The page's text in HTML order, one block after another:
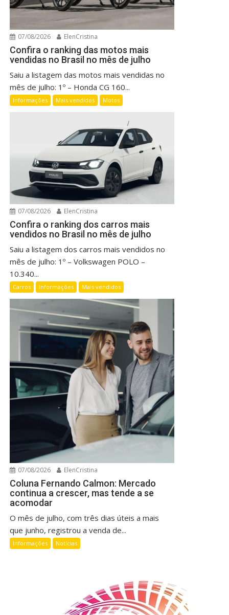
07/08/2026 ElenCristina
Confira o ranking das motos mais
vendidas no Brasil no mês de julho
Saiu a listagem das motos mais vendidas no
mês de julho: 1º – Honda CG 160...
Informações Mais vendidos Motos
07/08/2026 ElenCristina
Confira o ranking dos carros mais
vendidos no Brasil no mês de julho
Saiu a listagem dos carros mais vendidos no
mês de julho: 1º – Volkswagen POLO –
10.340...
Carros Informações Mais vendidos
07/08/2026 ElenCristina
Coluna Fernando Calmon: Mercado
continua a crescer, mas tende a se
acomodar
O mês de julho, com três dias úteis a mais
que junho, registrou a venda de...
Informações Notícias